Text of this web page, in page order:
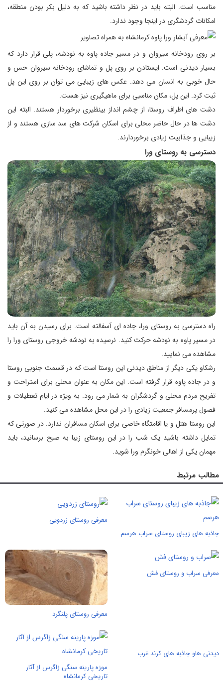
مناسب است. البته باید در نظر داشته باشید که به دلیل بکر بودن منطقه،
امکانات گردشگری در اینجا وجود ندارد.
بر روی رودخانه سیروان و در مسیر جاده پاوه به نودشه، پلی قرار دارد که
بسیار دیدنی است. ایستادن بر روی پل و تماشای رودخانه سیروان حس و
حال خوبی به انسان می دهد. عکس های زیبایی می توان بر روی این پل
ثبت کرد. این پل، مکان مناسبی برای ماهیگیری نیز هست.
دشت های اطراف روستا، از چشم انداز بینظیری برخوردار هستند. البته این
دشت ها در حال حاضر محلی برای اسکان شرکت های سد سازی هستند و از
زیبایی و جذابیت زیادی برخوردارند.
دسترسی به روستای ورا
راه دسترسی به روستای ورا، جاده ای آسفالته است. برای رسیدن به آن باید
در مسیر پاوه به نودشه حرکت کنید. نرسیده به نودشه خروجی روستای ورا را
مشاهده می نمایید.
رشکاو یکی دیگر از مناطق دیدنی این روستا است که در قسمت جنوبی روستا
و در جاده پاوه قرار گرفته است. این مکان به عنوان محلی برای استراحت و
تفریح مردم محلی و گردشگران به شمار می رود. به ویژه در ایام تعطیلات و
فصول پرمسافر جمعیت زیادی را در این محل مشاهده می کنید.
این روستا هتل و یا اقامتگاه خاصی برای اسکان مسافران ندارد. در صورتی که
تمایل داشته باشید یک شب را در این روستای زیبا به صبح برسانید، باید
مهمان یکی از اهالی خونگرم ورا شوید.
مطالب مرتبط
جاذبه های زیبای روستای سراب هرسم
معرفی روستای زردویی
معرفی سراب و روستای فش
معرفی روستای پلنگرد
دیدنی هاو جاذبه های کرند غرب
موزه پارینه سنگی زاگرس از آثار
تاریخی کرمانشاه